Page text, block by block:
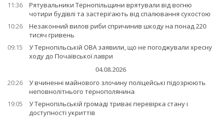
11:36
Рятувальники Тернопільщини врятували від вогню
чотири будівлі та застерігають від спалювання сухостою
10:26
Незаконний вилов риби спричинив шкоду на понад 220
тисяч гривень
09:15
У Тернопільській ОВА заявили, що не погоджували хресну
ходу до Почаївської лаври
04.08.2026
20:26
У вчиненні майнового злочину поліцейські підозрюють
неповнолітнього тернополянина
19:05
У Тернопільській громаді триває перевірка стану і
доступності укриттів